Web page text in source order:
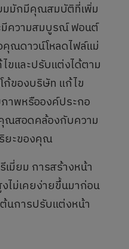
มมักมีคุณสมบัติที่เพิ่ม
มีความสมบูรณ์ ฟอนต์
ณดาวน์โหลดไฟล์แม่
และปรับแต่งได้ตาม
ก้ของบริษัท แก้ไข
าพหรือองค์ประกอ
ณสอดคล้องกับความ
ยะของคุณ
มี่ยม การสร้างหน้า
ไม่เคยง่ายขึ้นมาก่อน
ต้นการปรับแต่งหน้า